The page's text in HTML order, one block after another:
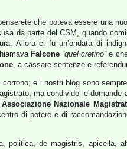
che poteva essere una
da parte del CSM, quando
Allora ci fu un’ondata di
Falcone “quel cretino”e
, a cassare sentenze e
e i nostri blog sono
ma condivido le
Associazione Nazionale
di potere e di
politica, de magistris, apicella,